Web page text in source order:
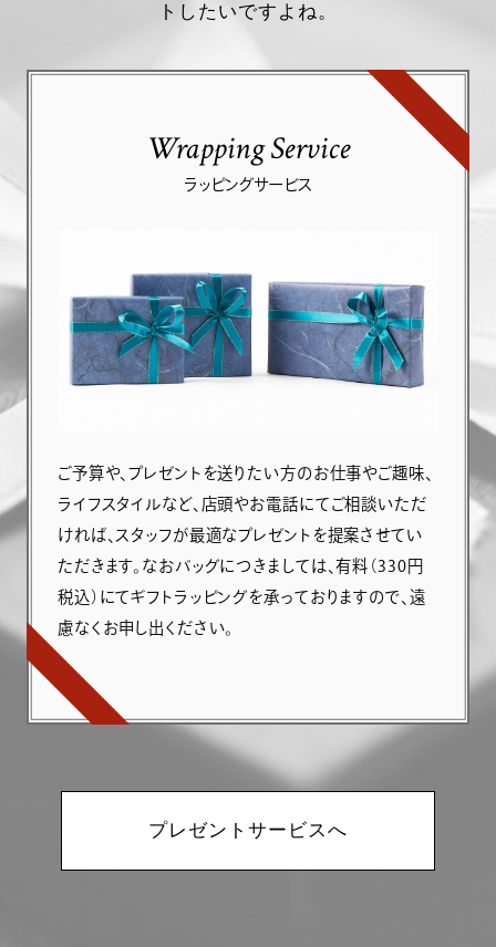
トしたいですよね。
Wrapping Service
ラッピングサービス
ご予算や、プレゼントを送りたい方のお仕事やご趣味、
ライフスタイルなど、店頭やお電話にてご相談いただ
ければ、スタッフが最適なプレゼントを提案させてい
ただきます。なおバッグにつきましては、有料（330円
税込）にてギフトラッピングを承っておりますので、遠
慮なくお申し出ください。
プレゼントサービスへ